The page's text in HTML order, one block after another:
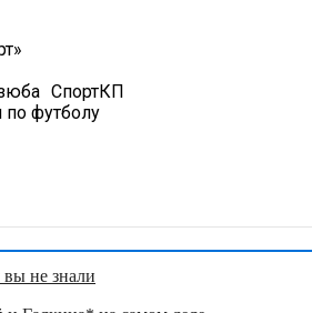
СпортКП
по футболу
не знали